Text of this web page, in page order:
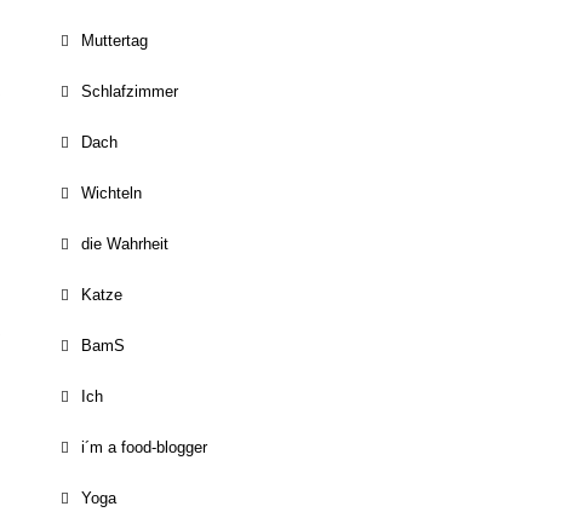
Muttertag
Schlafzimmer
Dach
Wichteln
die Wahrheit
Katze
BamS
Ich
i´m a food-blogger
Yoga